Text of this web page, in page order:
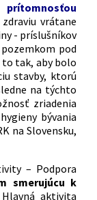
vrátane
- príslušníkov
pod
to tak, aby bolo
stavby, ktorú
na týchto
zriadenia
bývania
na Slovensku,
– Podpora
smerujúcu k
aktivita